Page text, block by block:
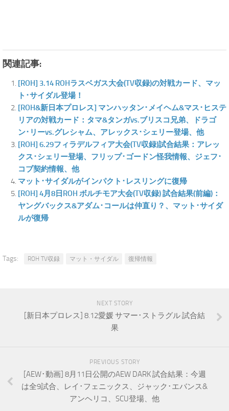
関連記事:
[ROH] 3.14 ROHラスベガス大会(TV収録)の対戦カード、マッ
ト･サイダル登場！
[ROH&新日本プロレス] マンハッタン･メイヘム&マス･ヒステ
リアの対戦カード：タマ&タンガvs.ブリスコ兄弟、ドラゴ
ン･リーvs.グレシャム、アレックス･シェリー登場、他
[ROH] 6.29フィラデルフィア大会(TV収録)試合結果：アレッ
クス･シェリー登場、フリップ･ゴードン怪我情報、ジェフ･
コブ契約情報、他
マット･サイダルがインパクト･レスリングに復帰
[ROH] 4月8日ROH ボルチモア大会(TV収録) 試合結果(前編)：
ヤングバックス&アダム･コールは仲直り？、マット･サイダ
ルが復帰
Tags: ROH TV収録 マット・サイダル 復帰情報
NEXT STORY
[新日本プロレス] 8.12愛媛 サマー･ストラグル 試合結
果
PREVIOUS STORY
[AEW･動画] 8月11日公開のAEW DARK 試合結果：今週
は全9試合、レイ･フェニックス、ジャック･エバンス&
アンヘリコ、SCU登場、他